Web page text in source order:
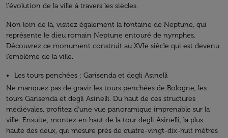
l'évolution de la ville à travers les siècles.
Non loin de là, visitez également la fontaine de Neptune, qui
représente le dieu romain Neptune entouré de nymphes.
Découvrez ce monument construit au XVIe siècle qui est devenu
l’emblème de la ville.
Les tours penchées : Garisenda et degli Asinelli
Ne manquez pas de gravir les tours penchées de Bologne, les
tours Garisenda et degli Asinelli. Du haut de ces structures
médiévales, profitez d’une vue panoramique imprenable sur la
ville. Ensuite, montez en haut de la tour degli Asinelli, la plus
haute des deux, qui mesure près de quatre-vingt-dix-huit mètres